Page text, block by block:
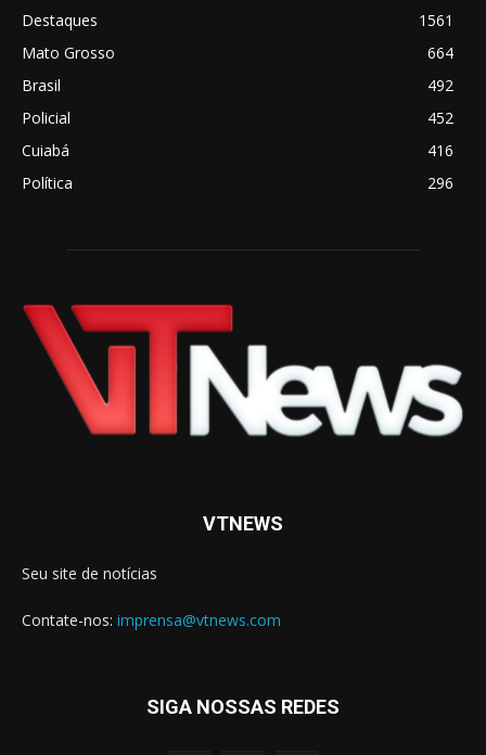
Destaques
1561
Mato Grosso
664
Brasil
492
Policial
452
Cuiabá
416
Política
296
VTNEWS
Seu site de notícias
Contate-nos: imprensa@vtnews.com
SIGA NOSSAS REDES